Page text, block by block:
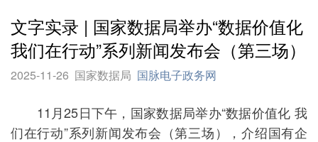
文字实录 | 国家数据局举办“数据价值化
我们在行动”系列新闻发布会（第三场）
2025-11-26 国家数据局 国脉电子政务网
11月25日下午，国家数据局举办“数据价值化 我
们在行动”系列新闻发布会（第三场），介绍国有企